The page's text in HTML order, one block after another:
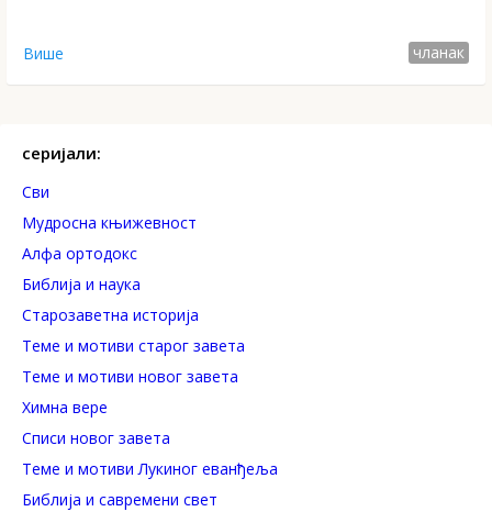
Више чланак
серијали:
Сви
Mудросна књижевност
Алфа ортодокс
Библија и наука
Старозаветна историја
Теме и мотиви старог завета
Теме и мотиви новог завета
Химна вере
Списи новог завета
Теме и мотиви Лукиног еванђеља
Библија и савремени свет